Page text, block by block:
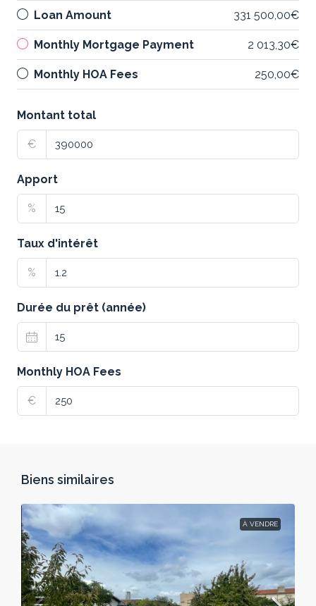
Loan Amount 331 500,00€
Monthly Mortgage Payment 2 013,30€
Monthly HOA Fees 250,00€
Montant total
€
Apport
%
Taux d'intérêt
%
Durée du prêt (année)
Monthly HOA Fees
€
Biens similaires
À VENDRE